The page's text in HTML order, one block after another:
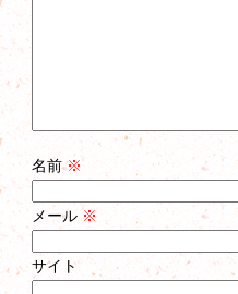
名前※
メール ※
サイト